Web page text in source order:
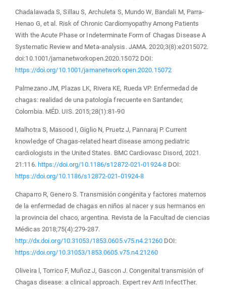
Chadalawada S, Sillau S, Archuleta S, Mundo W, Bandali M, Parra-
Henao G, et al. Risk of Chronic Cardiomyopathy Among Patients
With the Acute Phase or Indeterminate Form of Chagas Disease A
Systematic Review and Meta-analysis. JAMA. 2020;3(8):e2015072.
doi:10.1001/jamanetworkopen.2020.15072 DOI:
https://doi.org/10.1001/jamanetworkopen.2020.15072
Palmezano JM, Plazas LK, Rivera KE, Rueda VP. Enfermedad de
chagas: realidad de una patología frecuente en Santander,
Colombia. MÉD. UIS. 2015;28(1):81-90
Malhotra S, Masood I, Giglio N, Pruetz J, Pannaraj P. Current
knowledge of Chagas‑related heart disease among pediatric
cardiologists in the United States. BMC Cardiovasc Disord, 2021.
21:116. https://doi.org/10.1186/s12872-021-01924-8 DOI:
https://doi.org/10.1186/s12872-021-01924-8
Chaparro R, Genero S. Transmisión congénita y factores maternos
de la enfermedad de chagas en niños al nacer y sus hermanos en
la provincia del chaco, argentina. Revista de la Facultad de ciencias
Médicas 2018;75(4):279-287.
http://dx.doi.org/10.31053/1853.0605.v75.n4.21260DOI:
https://doi.org/10.31053/1853.0605.v75.n4.21260
Oliveira l, Torrico F, Muñoz J, Gascon J. Congenital transmisión of
Chagas disease: a clinical approach. Expert rev Anti InfectTher.